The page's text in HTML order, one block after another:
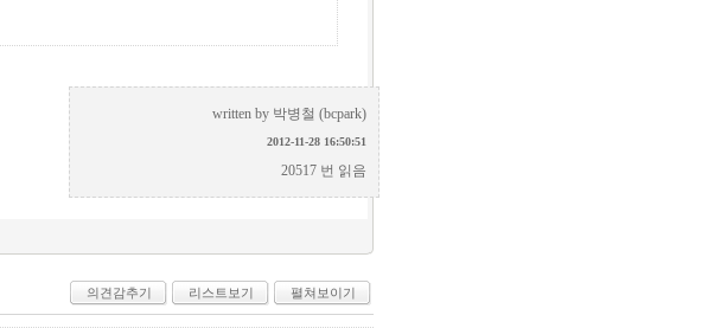
written by 박병철 (bcpark)
2012-11-28 16:50:51
20517 번 읽음
의견감추기 리스트보기 펼쳐보이기